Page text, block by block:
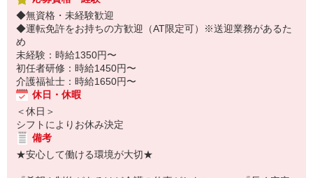
◆無資格・未経験歓迎
◆運転免許をお持ちの方歓迎（AT限定可）※送迎業務があるた
め
未経験：時給1350円〜
初任者研修：時給1450円〜
介護福祉士：時給1650円〜
休日・休暇
＜休日＞
シフトによりお休み決定
備考
★安心して働ける環境が大切★